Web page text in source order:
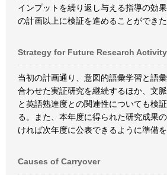
インプットを繰り返し与える指導の効
の計画以上に検証を進めることができた
Strategy for Future Research Activity
当初の計画通り、意図的語彙学習と語
合わせた実証研究を継続するほか、文
と英語熟達度との関連性についても検
る。また、本年度に得られた研究成果
ければ次年度に公表できるように準備を
Causes of Carryover